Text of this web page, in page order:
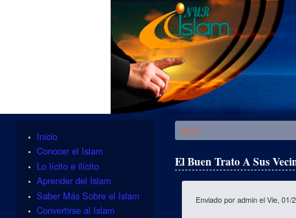
Se encuentra usted aquí
Inicio
El Buen Trato A Sus
Enviado poradmin el Vie, 01/
Inicio
Conocer el Islam
Lo lícito e ilícito
Aprender del Islam
Saber Más Sobre el Islam
Convertirse al Islam